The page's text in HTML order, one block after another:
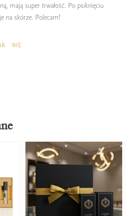
mają super trwałość. Po psiknięciu
na skórze. Polecam!
NIE